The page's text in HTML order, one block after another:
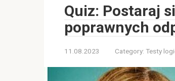
Quiz: Postaraj
poprawnych
11.08.2023 Category: Testy